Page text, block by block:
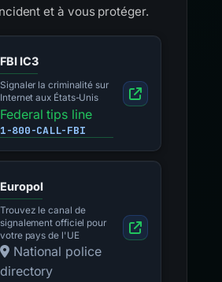
et à vous protéger.
FBI IC3
Signaler la criminalité sur
Internet aux États-Unis
Federal tips line
1-800-CALL-FBI
Europol
Trouvez le canal de
signalement officiel pour
votre pays de l'UE
National police
directory